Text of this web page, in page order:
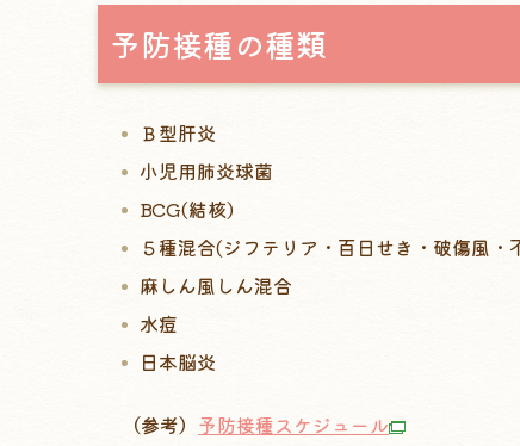
予防接種の種類
Ｂ型肝炎
小児用肺炎球菌
BCG(結核)
５種混合(ジフテリア・百日せき・破傷風・
麻しん風しん混合
水痘
日本脳炎
（参考） 予防接種スケジュール